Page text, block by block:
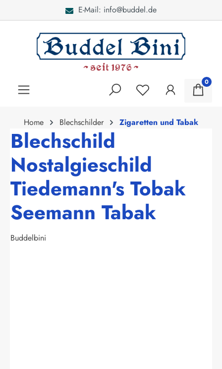
E-Mail: info@buddel.de
0
Home Blechschilder Zigaretten und Tabak
Blechschild
Nostalgieschild
Tiedemann's Tobak
Seemann Tabak
Buddelbini